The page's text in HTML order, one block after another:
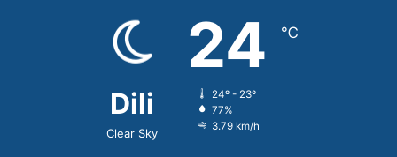
Dili
Clear Sky
24 ℃
24º - 23º
77%
3.79 km/h